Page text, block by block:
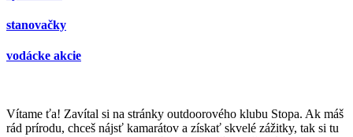
stanovačky
vodácke akcie
Vítame ťa! Zavítal si na stránky outdoorového klubu Stopa. Ak máš
rád prírodu, chceš nájsť kamarátov a získať skvelé zážitky, tak si tu